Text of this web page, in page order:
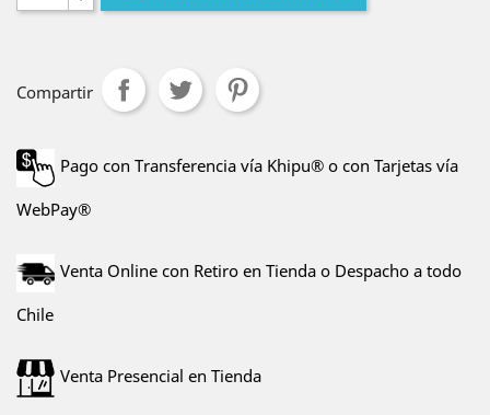
Compartir
Pago con Transferencia vía Khipu® o con Tarjetas vía
WebPay®
Venta Online con Retiro en Tienda o Despacho a todo
Chile
Venta Presencial en Tienda